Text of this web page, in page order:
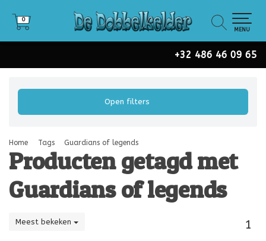
+32 486 46 09 65
0
0
MENU
Open filters
Home Tags Guardians of legends
Producten getagd met
Guardians of legends
Meest bekeken 1